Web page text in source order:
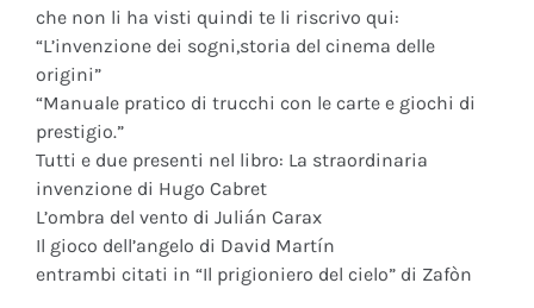
che non li ha visti quindi te li riscrivo qui:
“L’invenzione dei sogni,storia del cinema delle
origini”
“Manuale pratico di trucchi con le carte e giochi di
prestigio.”
Tutti e due presenti nel libro: La straordinaria
invenzione di Hugo Cabret
L’ombra del vento di Julián Carax
Il gioco dell’angelo di David Martín
entrambi citati in “Il prigioniero del cielo” di Zafòn